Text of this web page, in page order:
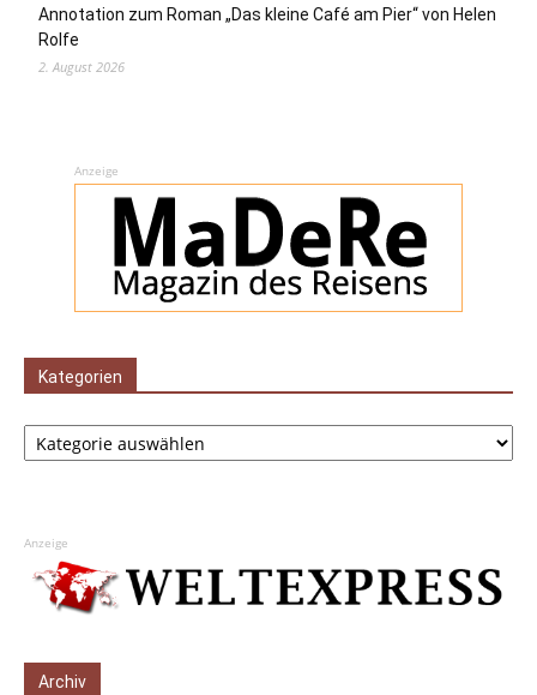
Annotation zum Roman „Das kleine Café am Pier“ von Helen
Rolfe
2. August 2026
Anzeige
Kategorien
Kategorien
Anzeige
Archiv